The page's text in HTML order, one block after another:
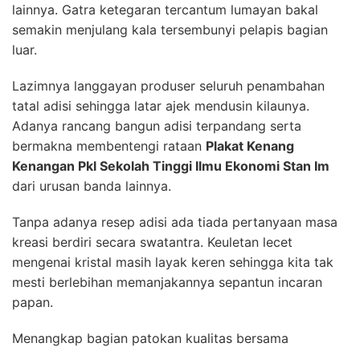
lainnya. Gatra ketegaran tercantum lumayan bakal
semakin menjulang kala tersembunyi pelapis bagian
luar.
Lazimnya langgayan produser seluruh penambahan
tatal adisi sehingga latar ajek mendusin kilaunya.
Adanya rancang bangun adisi terpandang serta
bermakna membentengi rataan Plakat Kenang
Kenangan Pkl Sekolah Tinggi Ilmu Ekonomi Stan Im
dari urusan banda lainnya.
Tanpa adanya resep adisi ada tiada pertanyaan masa
kreasi berdiri secara swatantra. Keuletan lecet
mengenai kristal masih layak keren sehingga kita tak
mesti berlebihan memanjakannya sepantun incaran
papan.
Menangkap bagian patokan kualitas bersama